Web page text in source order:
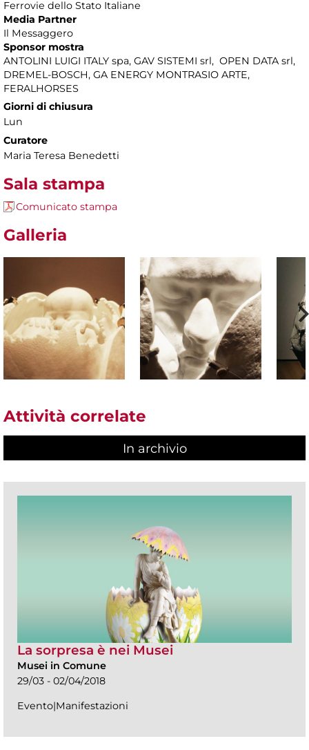
Ferrovie dello Stato Italiane
Media Partner
Il Messaggero
Sponsor mostra
ANTOLINI LUIGI ITALY spa, GAV SISTEMI srl, OPEN DATA srl,
DREMEL-BOSCH, GA ENERGY MONTRASIO ARTE,
FERALHORSES
Giorni di chiusura
Lun
Curatore
Maria Teresa Benedetti
Sala stampa
Comunicato stampa
Galleria
Attività correlate
In archivio
La sorpresa è nei Musei
Musei in Comune
29/03 - 02/04/2018
Evento|Manifestazioni